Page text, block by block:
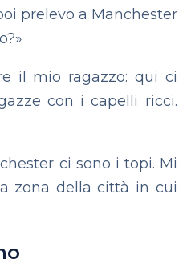
prelevo a Manchester
il mio ragazzo: qui ci
con i capelli ricci.
ci sono i topi. Mi
zona della città in cui